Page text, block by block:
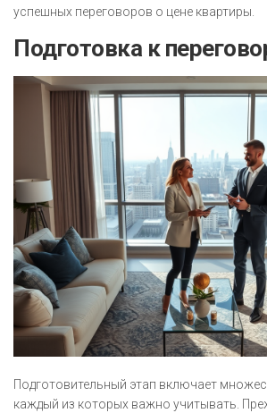
успешных переговоров о цене квартиры.
Подготовка к
Подготовительный этап включает
каждый из которых важно учитывать.